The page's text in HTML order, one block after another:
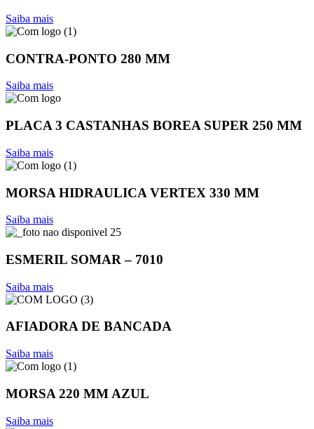
Saiba mais
CONTRA-PONTO 280 MM
Saiba mais
PLACA 3 CASTANHAS BOREA SUPER 250 MM
Saiba mais
MORSA HIDRAULICA VERTEX 330 MM
Saiba mais
ESMERIL SOMAR – 7010
Saiba mais
AFIADORA DE BANCADA
Saiba mais
MORSA 220 MM AZUL
Saiba mais